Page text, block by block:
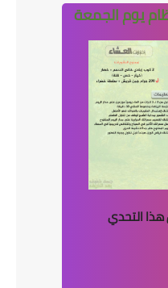
يوم الجمعة
هذا التحدي